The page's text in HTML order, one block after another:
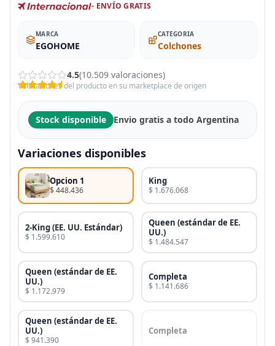
- ENVÍO GRATIS
MARCA
EGOHOME
CATEGORIA
Colchones
4.5(10.509 valoraciones)
Valoraciones del producto en su marketplace de origen
Stock disponible Envio gratis a todo Argentina
Variaciones disponibles
Opcion 1
$ 448.436
King
$ 1.676.068
2-King (EE. UU. Estándar)
$ 1.599.610
Queen (estándar de EE.
UU.)
$ 1.484.547
Queen (estándar de EE.
UU.)
$ 1.172.979
Completa
$ 1.141.686
Queen (estándar de EE.
UU.)
$ 941.390
Completa